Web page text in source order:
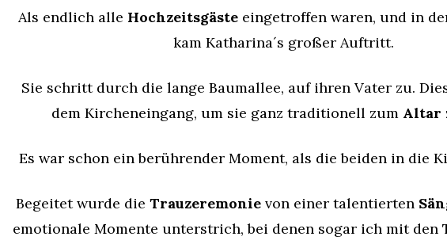
Als endlich alle Hochzeitsgästeeingetroffen waren, und in
kam Katharina´s großer Auftritt.
Sie schritt durch die lange Baumallee, auf ihren Vater zu.
dem Kircheneingang, um sie ganz traditionell zum Altar
Es war schon ein berührender Moment, als die beiden in die
Begeitet wurde die Trauzeremonie von einer talentierten
emotionale Momente unterstrich, bei denen sogar ich mit den